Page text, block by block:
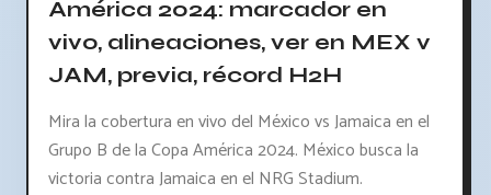
América 2024: marcador en
vivo, alineaciones, ver en MEX v
JAM, previa, récord H2H
Mira la cobertura en vivo del México vs Jamaica en el
Grupo B de la Copa América 2024. México busca la
victoria contra Jamaica en el NRG Stadium.